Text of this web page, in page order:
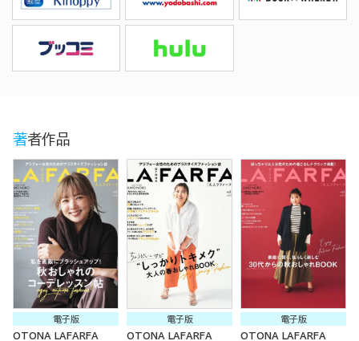
著者作品
電子版
OTONA LAFARFA
電子版
OTONA LAFARFA
電子版
OTONA LAFARFA